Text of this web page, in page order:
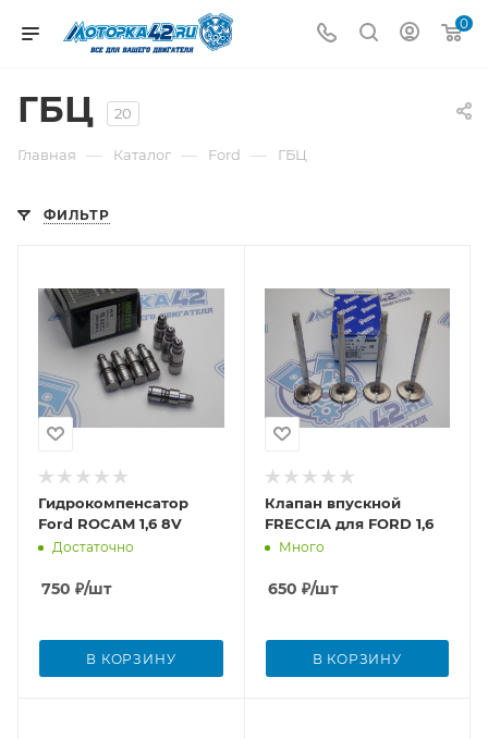
0
ГБЦ 20
Главная — Каталог — Ford — ГБЦ
ФИЛЬТР
Гидрокомпенсатор
Ford ROCAM 1,6 8V
Достаточно
750 ₽/шт
В КОРЗИНУ
Клапан впускной
FRECCIA для FORD 1,6
Много
650 ₽/шт
В КОРЗИНУ